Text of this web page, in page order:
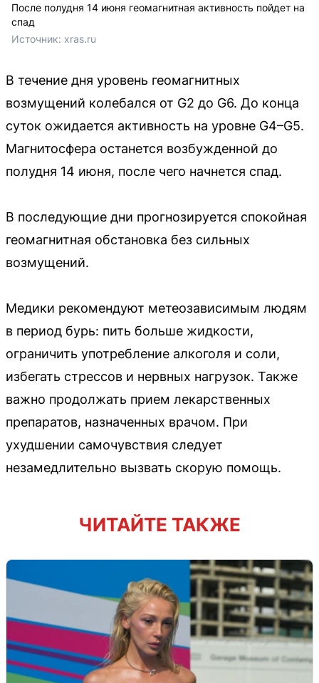
После полудня 14 июня геомагнитная активность пойдет на
спад
Источник: xras.ru
В течение дня уровень геомагнитных
возмущений колебался от G2 до G6. До конца
суток ожидается активность на уровне G4–G5.
Магнитосфера останется возбужденной до
полудня 14 июня, после чего начнется спад.
В последующие дни прогнозируется спокойная
геомагнитная обстановка без сильных
возмущений.
Медики рекомендуют метеозависимым людям
в период бурь: пить больше жидкости,
ограничить употребление алкоголя и соли,
избегать стрессов и нервных нагрузок. Также
важно продолжать прием лекарственных
препаратов, назначенных врачом. При
ухудшении самочувствия следует
незамедлительно вызвать скорую помощь.
ЧИТАЙТЕ ТАКЖЕ